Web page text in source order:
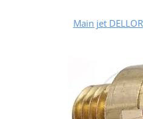
Main jet